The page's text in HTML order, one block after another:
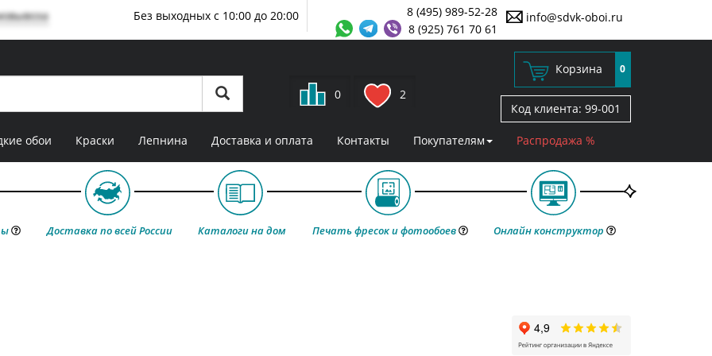
info@sdvk-oboi.ru
8 (495) 989-52-28
8 (925) 761 70 61
Без выходных с 10:00 до 20:00
0 2
Корзина 0
Код клиента: 99-001
обои Краски Лепнина Доставка и оплата Контакты Покупателям Распродажа %
Доставка по всей России Каталоги на дом Печать фресок и фотообоев Онлайн конструктор